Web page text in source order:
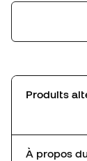
Produits
À propos